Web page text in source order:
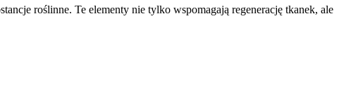
roślinne. Te elementy nie tylko wspomagają regenerację tkanek, ale